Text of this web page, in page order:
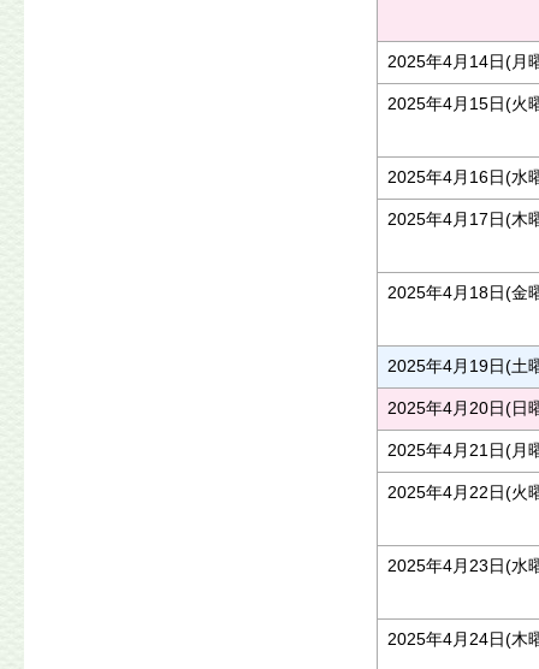
2025年4月14日(月
2025年4月15日(火
2025年4月16日(水
2025年4月17日(木
2025年4月18日(金
2025年4月19日(土
2025年4月20日(日
2025年4月21日(月
2025年4月22日(火
2025年4月23日(水
2025年4月24日(木